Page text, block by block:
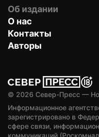
Об издании
О нас
Контакты
Авторы
© 2026 Север-Пресс —
Информационное
зарегистрировано в
сфере связи,
коммуникаций